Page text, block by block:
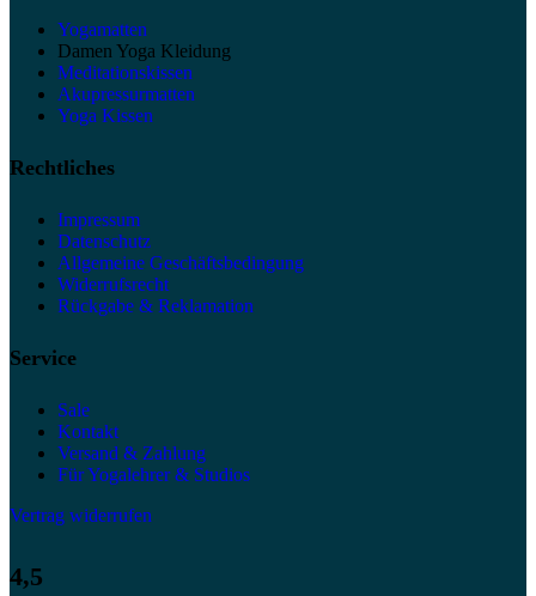
Yogamatten
Damen Yoga Kleidung
Meditationskissen
Akupressurmatten
Yoga Kissen
Rechtliches
Impressum
Datenschutz
Allgemeine Geschäftsbedingung
Widerrufsrecht
Rückgabe & Reklamation
Service
Sale
Kontakt
Versand & Zahlung
Für Yogalehrer & Studios
Vertrag widerrufen
4,5